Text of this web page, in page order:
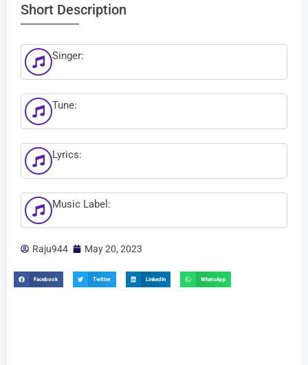
Short Description
Singer:
Tune:
Lyrics:
Music Label:
Raju944 May 20, 2023
Facebook Twitter LinkedIn WhatsApp